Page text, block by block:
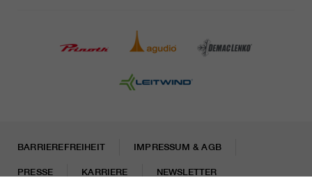
BARRIEREFREIHEIT IMPRESSUM & AGB
PRESSE KARRIERE NEWSLETTER